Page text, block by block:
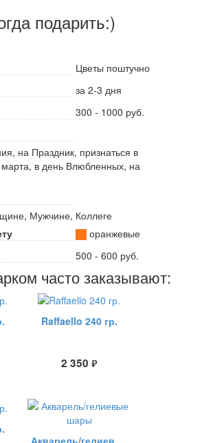
подарить:)
Цветы поштучно
за 2-3 дня
300 - 1000 руб.
на Праздник, признаться в
марта, в день Влюбленных, на
Мужчине, Коллеге
оранжевые
500 - 600 руб.
часто заказывают:
Raffaello 240 гр.
2 350 руб.